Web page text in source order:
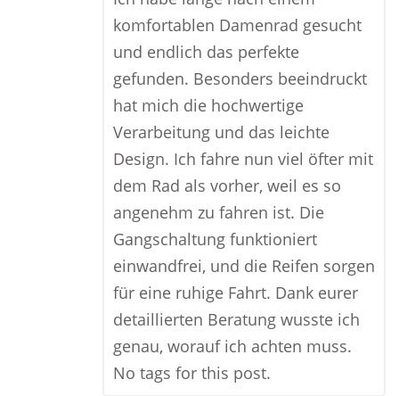
komfortablen Damenrad gesucht
und endlich das perfekte
gefunden. Besonders beeindruckt
hat mich die hochwertige
Verarbeitung und das leichte
Design. Ich fahre nun viel öfter mit
dem Rad als vorher, weil es so
angenehm zu fahren ist. Die
Gangschaltung funktioniert
einwandfrei, und die Reifen sorgen
für eine ruhige Fahrt. Dank eurer
detaillierten Beratung wusste ich
genau, worauf ich achten muss.
No tags for this post.